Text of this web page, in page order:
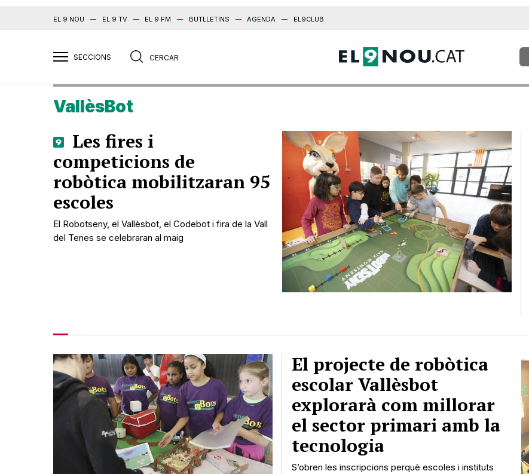
EL 9 NOU EL 9 TV EL 9 FM BUTLLETINS AGENDA EL9CLUB
VallèsBot
Les fires i
competicions de
robòtica mobilitzaran 95
escoles
El Robotseny, el Vallèsbot, el Codebot i fira de la Vall
del Tenes se celebraran al maig
El projecte de robòtica
escolar Vallèsbot
explorarà com millorar
el sector primari amb la
tecnologia
S’obren les inscripcions perquè escoles i instituts